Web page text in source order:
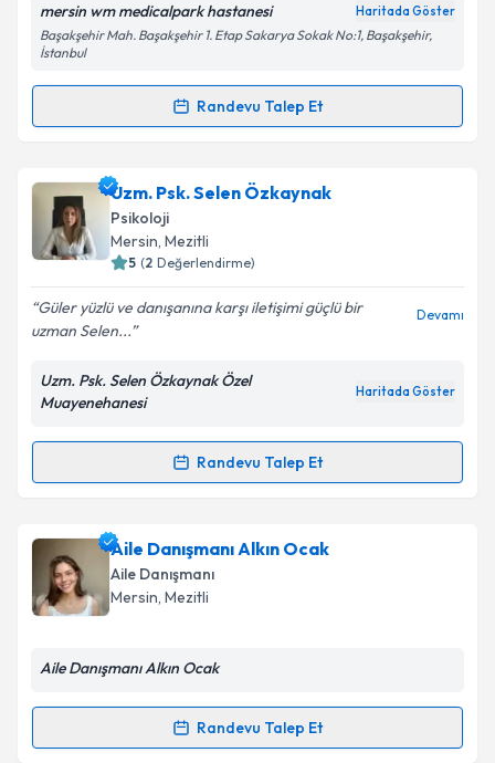
Kişisel verilerimin işlenmesine ilişkin
Aydınlatma
Metni'ni okudum ve kişisel verilerimin belirtilen
Takvim Talebini Gönder
mersin wm medicalpark hastanesi Haritada Göster
Başakşehir Mah. Başakşehir 1. Etap Sakarya Sokak No:1, Başakşehir,
İstanbul
Randevu Talep Et
Randevu Takvimi Talebi
Uzm. Dr. İsmail Özver için randevu takvimi talebi
oluşturun. Size bu uzmandan randevu almanız için bir
takvim hazırlandığında e-posta ile bilgilendireceğiz.
Kişisel verilerimin işlenmesine ilişkin
Aydınlatma
Metni'ni okudum ve kişisel verilerimin belirtilen
Uzm. Psk. Selen Özkaynak
Psikoloji
Mersin, Mezitli
5 (2 Değerlendirme)
Güler yüzlü ve danışanına karşı iletişimi güçlü bir
uzman Selen...
Devamı
Uzm. Psk. Selen Özkaynak Özel
Muayenehanesi
Haritada Göster
Randevu Talep Et
Randevu Takvimi Talebi
Uzm. Psk. Selen Özkaynakiçin randevu takvimi
talebi oluşturun. Size bu uzmandan randevu almanız
için bir takvim hazırlandığında e-posta ile
bilgilendireceğiz.
Aile Danışmanı Alkın Ocak
Aile Danışmanı
Mersin, Mezitli
Aile Danışmanı Alkın Ocak
Randevu Talep Et
Randevu Takvimi Talebi